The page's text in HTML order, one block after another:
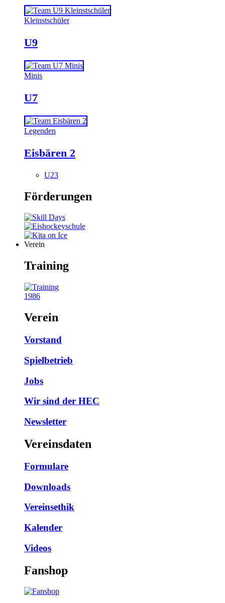
Kleinstschüler
U9
Minis
U7
Legenden
Eisbären 2
U23
Förderungen
Verein
Training
1986
Verein
Vorstand
Spielbetrieb
Jobs
Wir sind der HEC
Newsletter
Vereinsdaten
Formulare
Downloads
Vereinsethik
Kalender
Videos
Fanshop